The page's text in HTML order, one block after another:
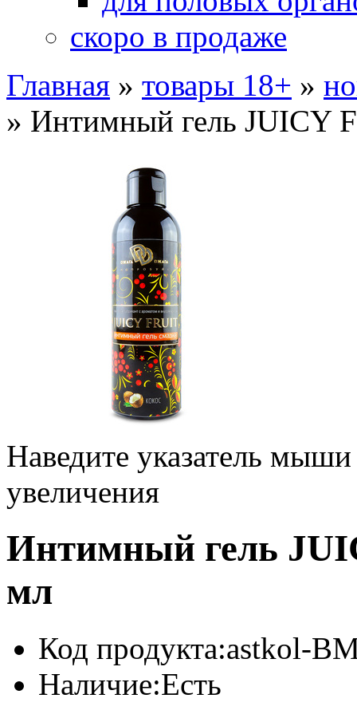
скоро в продаже
Главная » товары 18+ »
» Интимный гель
Наведите указатель
увеличения
Интимный гель
мл
Код продукта:astkol-
Наличие:Есть